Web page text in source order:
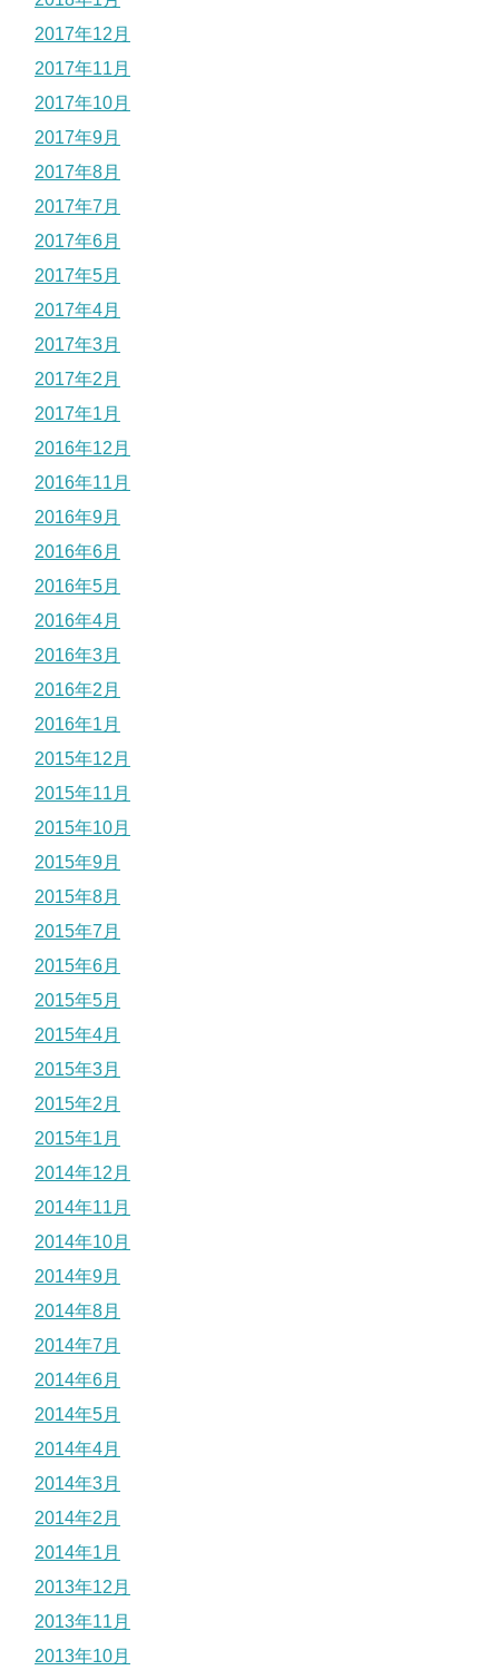
2017年12月
2017年11月
2017年10月
2017年9月
2017年8月
2017年7月
2017年6月
2017年5月
2017年4月
2017年3月
2017年2月
2017年1月
2016年12月
2016年11月
2016年9月
2016年6月
2016年5月
2016年4月
2016年3月
2016年2月
2016年1月
2015年12月
2015年11月
2015年10月
2015年9月
2015年8月
2015年7月
2015年6月
2015年5月
2015年4月
2015年3月
2015年2月
2015年1月
2014年12月
2014年11月
2014年10月
2014年9月
2014年8月
2014年7月
2014年6月
2014年5月
2014年4月
2014年3月
2014年2月
2014年1月
2013年12月
2013年11月
2013年10月